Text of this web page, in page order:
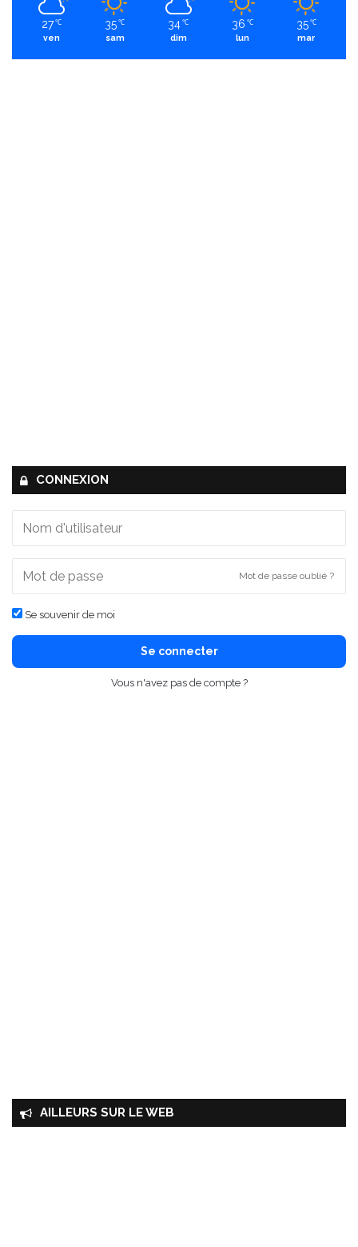
27 ℃
ven
35 ℃
sam
34 ℃
dim
36 ℃
lun
35 ℃
mar
CONNEXION
Mot de passe oublié ?
Se souvenir de moi
Se connecter
Vous n'avez pas de compte ?
AILLEURS SUR LE WEB